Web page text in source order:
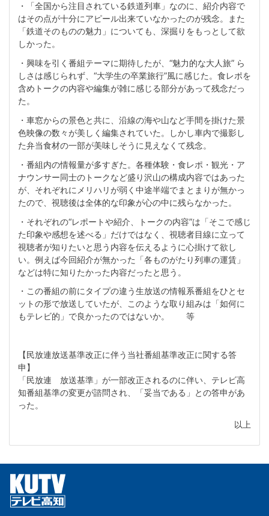
・「全国から注目されている鉄道列車」なのに、紹介内容で
はその点が十分にアピール出来ていなかったのが残念。また
「鉄道そのものの魅力」についても、深掘りをもっとして欲
しかった。
・興味を引く番組テーマに期待したが、“魅力的な大人旅” ら
しさは感じられず、“大学生の卒業旅行”風に感じた。食レポを
含めトークの内容や編集が雑に感じる部分があって残念だっ
た。
・車窓からの景色と共に、沿線の海や山など手間を掛けた景
色映像の数々が美しく編集されていた。しかし車内で撮影し
た弁当食材の一部が美味しそうに見えなくて残念。
・番組内の情報量が多すぎた。各種体験・食レポ・観光・ア
ナウンサー同士のトークなど盛り沢山の構成内容ではあった
が、それぞれにメリハリが弱く中途半端でまとまりが無かっ
たので、視聴後は全体的な印象が心の中に残らなかった。
・それぞれの“レポートや紹介、トークの内容”は「そこで感じ
た印象や感想を述べる」だけではなく、視聴者目線に立って
視聴者が知りたいと思う内容を伝えるように心掛けて欲し
い。例えば今回紹介が無かった「各ものがたり列車の運賃」
などは特に知りたかった内容だったと思う。
・この番組の前にタイプの違う生放送の情報系番組をひとセ
ットの形で放送していたが、このような取り組みは「如何に
もテレビ的」で良かったのではないか。 等
【民放連放送基準改正に伴う当社番組基準改正に関する答
申】
「民放連 放送基準」が一部改正されるのに伴い、テレビ高
知番組基準の変更が諮問され、「妥当である」との答申があ
った。
以上